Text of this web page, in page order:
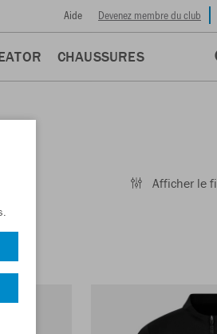
Aide Devenez membre du club
CHAUSSURES
Afficher le